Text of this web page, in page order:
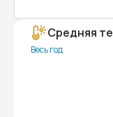
Средняя
Весь год